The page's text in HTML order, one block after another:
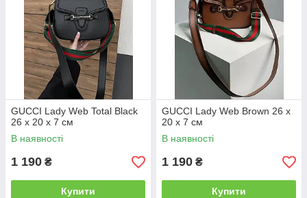
GUCCI Lady Web Total Black
26 х 20 х 7 см
В наявності
1 190 ₴
Купити
GUCCI Lady Web Brown 26 х
20 х 7 см
В наявності
1 190 ₴
Купити